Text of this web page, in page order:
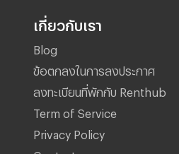
เกี่ยวกับเรา
Blog
ข้อตกลงในการลงประกาศ
ลงทะเบียนที่พักกับ Renthub
Term of Service
Privacy Policy